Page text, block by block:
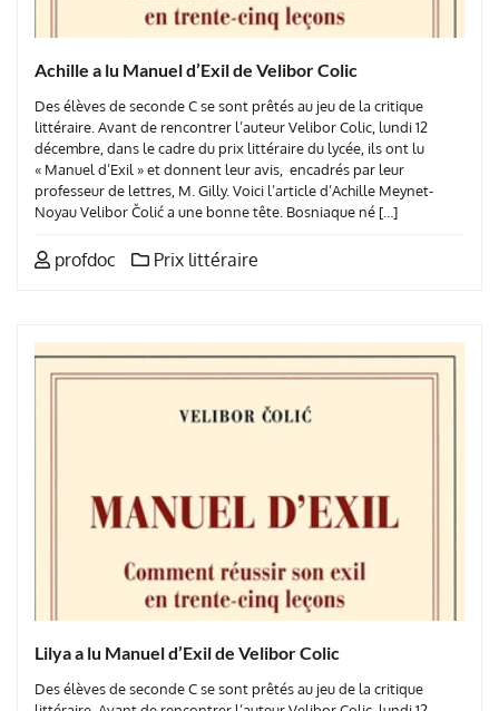
Achille a lu Manuel d’Exil de Velibor Colic
Des élèves de seconde C se sont prêtés au jeu de la critique
littéraire. Avant de rencontrer l’auteur Velibor Colic, lundi 12
décembre, dans le cadre du prix littéraire du lycée, ils ont lu
« Manuel d’Exil » et donnent leur avis, encadrés par leur
professeur de lettres, M. Gilly. Voici l’article d’Achille Meynet-
Noyau Velibor Čolić a une bonne tête. Bosniaque né […]
profdoc Prix littéraire
Lilya a lu Manuel d’Exil de Velibor Colic
Des élèves de seconde C se sont prêtés au jeu de la critique